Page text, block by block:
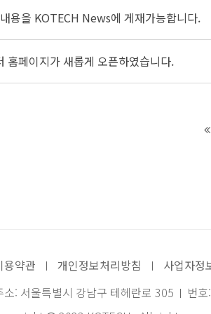
용을 KOTECH News에 게재가능합니다.
홈페이지가 새롭게 오픈하였습니다.
용약관 개인정보처리방침
사업자정
소: 서울특별시 강남구 테헤란로 305
번